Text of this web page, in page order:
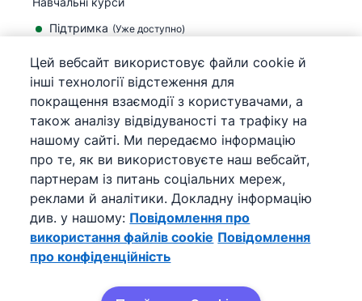
Підтримка (Уже доступно)
©2026 Pipedrive
Pipedrive
Умови використання
Pipedrive
Повідомлення про конфіденційність
Мапа сайту
Повідомлення про використання файлів cookie
Налаштування файлів cookie
Pipedrive – це онлайн-CRM для продажів.
Цей вебсайт використовує файли cookie й
інші технології відстеження для
покращення взаємодії з користувачами, а
також аналізу відвідуваності та трафіку на
нашому сайті. Ми передаємо інформацію
про те, як ви використовуєте наш вебсайт,
партнерам із питань соціальних мереж,
реклами й аналітики. Докладну інформацію
див. у нашому: Повідомлення про
використання файлів cookie Повідомлення
про конфіденційність